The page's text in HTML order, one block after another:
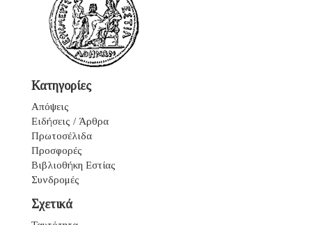
Κατηγορίες
Απόψεις
Ειδήσεις / Άρθρα
Πρωτοσέλιδα
Προσφορές
Βιβλιοθήκη Εστίας
Συνδρομές
Σχετικά